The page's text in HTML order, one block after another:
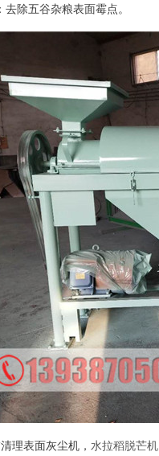
除五谷杂粮表面霉点。
理表面灰尘机， 水拉稻脱芒机